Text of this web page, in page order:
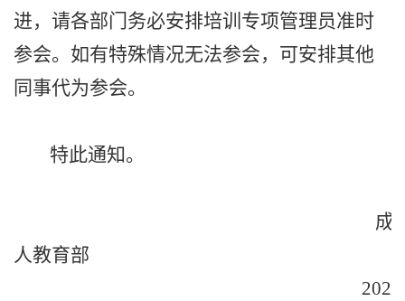
进，请各部门务必安排培训专项管理员准时
参会。如有特殊情况无法参会，可安排其他
同事代为参会。
特此通知。
成
人教育部
2026